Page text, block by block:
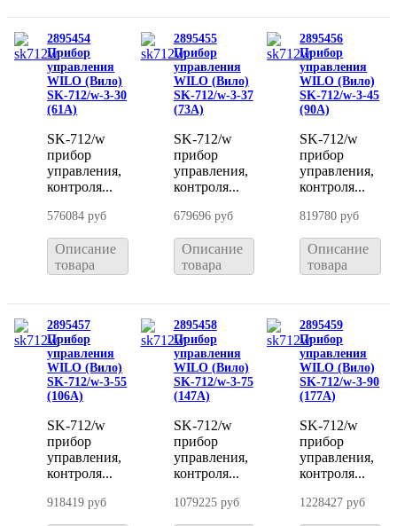
2895454
Прибор
управления
WILO (Вило)
SK-712/w-3-30
(61A)
SK-712/w
прибор
управления,
контроля...
576084 руб
Описание
товара
2895455
Прибор
управления
WILO (Вило)
SK-712/w-3-37
(73A)
SK-712/w
прибор
управления,
контроля...
679696 руб
Описание
товара
2895456
Прибор
управления
WILO (Вило)
SK-712/w-3-45
(90A)
SK-712/w
прибор
управления,
контроля...
819780 руб
Описание
товара
2895457
Прибор
управления
WILO (Вило)
SK-712/w-3-55
(106A)
SK-712/w
прибор
управления,
контроля...
918419 руб
2895458
Прибор
управления
WILO (Вило)
SK-712/w-3-75
(147A)
SK-712/w
прибор
управления,
контроля...
1079225 руб
2895459
Прибор
управления
WILO (Вило)
SK-712/w-3-90
(177A)
SK-712/w
прибор
управления,
контроля...
1228427 руб